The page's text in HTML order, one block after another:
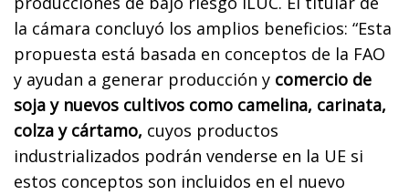
la cámara concluyó los amplios beneficios: “Esta
propuesta está basada en conceptos de la FAO
y ayudan a generar producción y comercio de
soja y nuevos cultivos como camelina, carinata,
colza y cártamo, cuyos productos
industrializados podrán venderse en la UE si
estos conceptos son incluidos en el nuevo